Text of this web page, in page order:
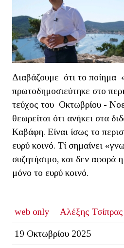
Διαβάζουμε ότι το ποίημα
πρωτοδημοσιεύτηκε στο
τεύχος του Οκτωβρίου -
θεωρείται ότι ανήκει στα
Καβάφη. Είναι ίσως το
ευρύ κοινό. Τί σημαίνει
συζητήσιμο, και δεν αφορά
μόνο το ευρύ κοινό.
web only
Αλέξης Τσίπρας
19 Οκτωβρίου 2025